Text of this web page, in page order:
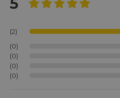
(2)
(0)
(0)
(0)
(0)